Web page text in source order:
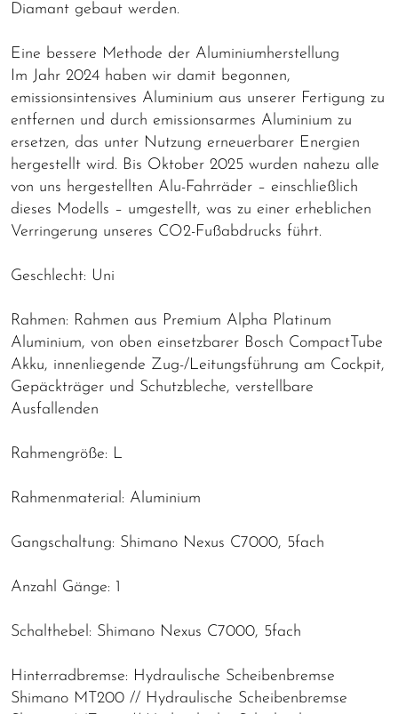
Diamant gebaut werden.
Eine bessere Methode der Aluminiumherstellung
Im Jahr 2024 haben wir damit begonnen,
emissionsintensives Aluminium aus unserer Fertigung zu
entfernen und durch emissionsarmes Aluminium zu
ersetzen, das unter Nutzung erneuerbarer Energien
hergestellt wird. Bis Oktober 2025 wurden nahezu alle
von uns hergestellten Alu-Fahrräder – einschließlich
dieses Modells – umgestellt, was zu einer erheblichen
Verringerung unseres CO2-Fußabdrucks führt.
Geschlecht: Uni
Rahmen: Rahmen aus Premium Alpha Platinum
Aluminium, von oben einsetzbarer Bosch CompactTube
Akku, innenliegende Zug-/Leitungsführung am Cockpit,
Gepäckträger und Schutzbleche, verstellbare
Ausfallenden
Rahmengröße: L
Rahmenmaterial: Aluminium
Gangschaltung: Shimano Nexus C7000, 5fach
Anzahl Gänge: 1
Schalthebel: Shimano Nexus C7000, 5fach
Hinterradbremse: Hydraulische Scheibenbremse
Shimano MT200 // Hydraulische Scheibenbremse